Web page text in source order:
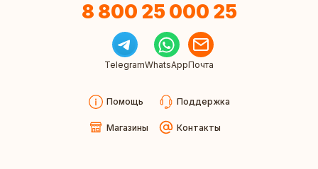
8 800 25 000 25
TelegramWhatsAppПочта
Помощь Поддержка
Магазины Контакты